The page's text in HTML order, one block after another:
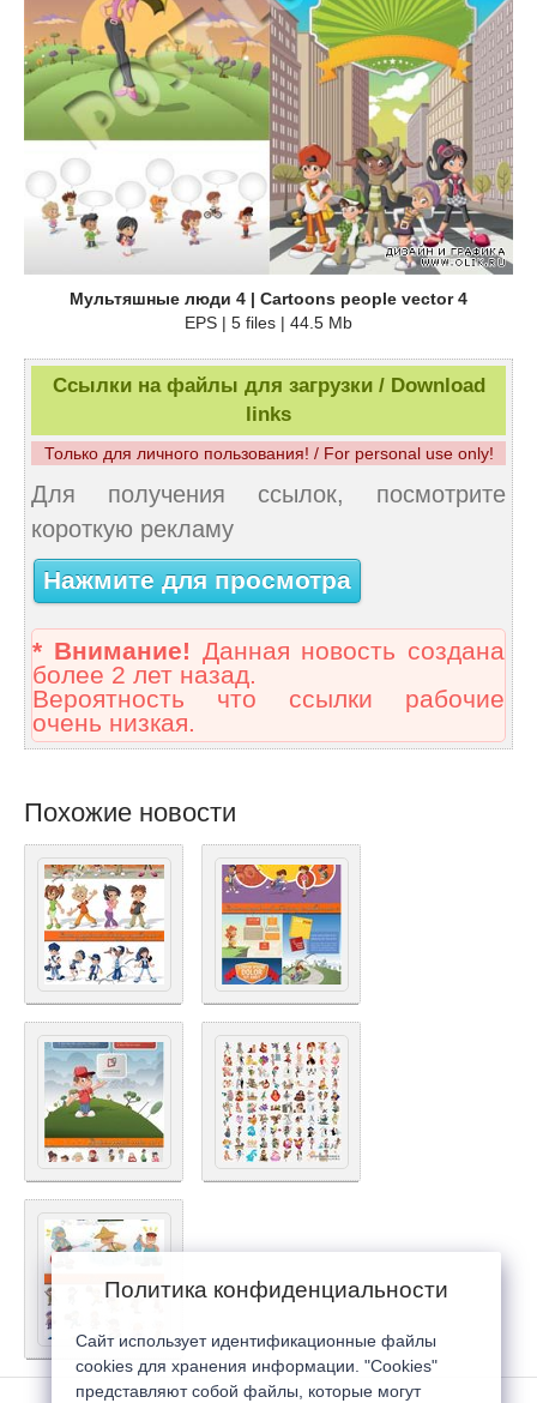
Мультяшные люди 4 | Cartoons people vector 4
EPS | 5 files | 44.5 Mb
Ссылки на файлы для загрузки / Download
links
Только для личного пользования! / For personal use only!
Для получения ссылок, посмотрите
короткую рекламу
Нажмите для просмотра
* Внимание! Данная новость создана
более 2 лет назад.
Вероятность что ссылки рабочие
очень низкая.
Похожие новости
Политика конфиденциальности
Сайт использует идентификационные файлы
cookies для хранения информации. "Cookies"
представляют собой файлы, которые могут